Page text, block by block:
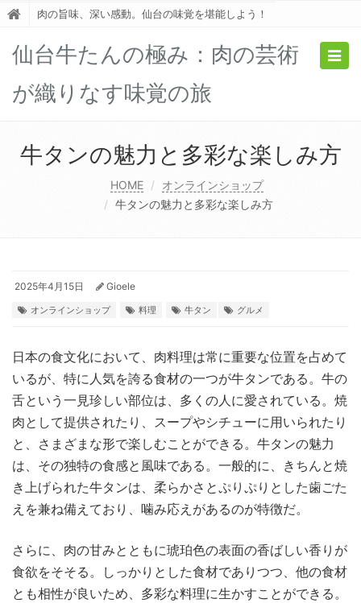
肉の旨味、深い感動。仙台の味覚を堪能しよう！
仙台牛たんの極み：肉の芸術
が織りなす味覚の旅
牛タンの魅力と多彩な楽しみ方
HOME
オンラインショップ
牛タンの魅力と多彩な楽しみ方
2025年4月15日 Gioele
オンラインショップ 料理 牛タン グルメ
日本の食文化において、肉料理は常に重要な位置を占めて
いるが、特に人気を誇る食材の一つが牛タンである。 牛の
舌という一見珍しい部位は、多くの人に愛されている。焼
肉として提供されたり、スープやシチューに用いられたり
と、さまざまな形で楽しむことができる。牛タンの魅力
は、その独特の食感と風味である。一般的に、きちんと焼
き上げられた牛タンは、柔らかさとぷりぷりとした歯ごた
えを兼ね備えており、噛み応えがあるのが特徴だ。
さらに、肉の甘みとともに琥珀色の表面の香ばしい香りが
食欲をそそる。しっかりとした食材でありつつ、他の食材
とも相性が良いため、多彩な料理に生かすことができる。